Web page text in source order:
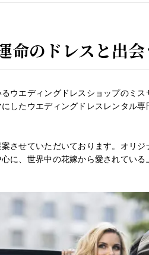
命のドレスと出会
ウエディングドレスショップのミス
したウエディングドレスレンタル専
させていただいております。オリジ
に、世界中の花嫁から愛されている